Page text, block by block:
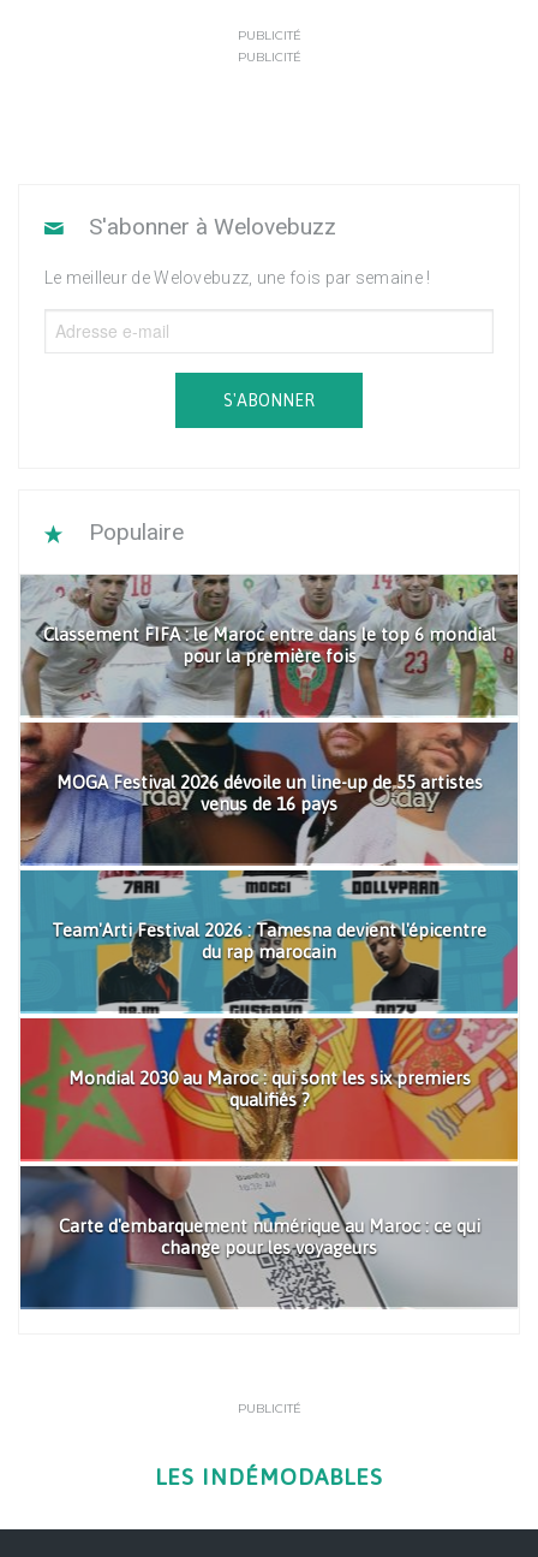
PUBLICITÉ
PUBLICITÉ
S'abonner à Welovebuzz
Le meilleur de Welovebuzz, une fois par semaine !
S'ABONNER
Populaire
Classement FIFA : le Maroc entre dans le top 6 mondial
pour la première fois
MOGA Festival 2026 dévoile un line-up de 55 artistes
venus de 16 pays
Team'Arti Festival 2026 : Tamesna devient l'épicentre
du rap marocain
Mondial 2030 au Maroc : qui sont les six premiers
qualifiés ?
Carte d'embarquement numérique au Maroc : ce qui
change pour les voyageurs
PUBLICITÉ
LES INDÉMODABLES